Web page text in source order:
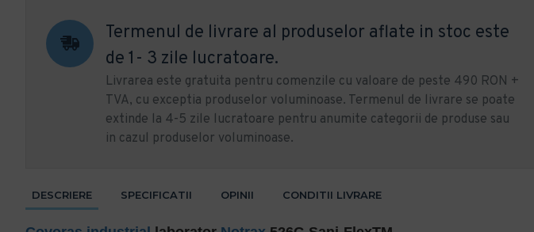
Termenul de livrare al produselor aflate in stoc este
de 1- 3 zile lucratoare.
Livrarea este gratuita pentru comenzile cu valoare de peste 490 RON +
TVA, cu exceptia produselor voluminoase. Termenul de livrare se poate
extinde la 4-5 zile lucratoare pentru anumite categorii de produse sau
in cazul produselor voluminoase.
DESCRIERE SPECIFICATII OPINII CONDITII LIVRARE